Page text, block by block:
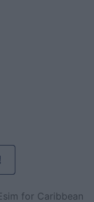
for Caribbean